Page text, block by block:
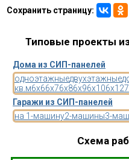
Сохранить страницу:
Типовые проекты
Дома из СИП-панелей
одноэтажныедвухэтажные
кв.м6x66x76x86x96x106x12
Гаражи из СИП-панелей
на 1-машину2-машины3-
Схема